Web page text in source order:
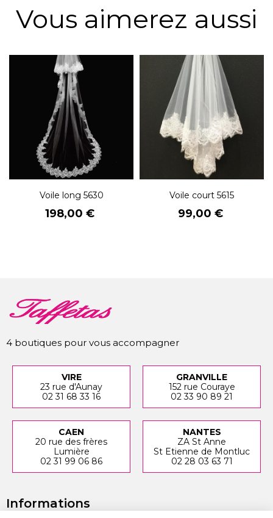
Vous aimerez aussi
Voile long 5630
Prix
198,00 €
Voile court 5615
Prix
99,00 €
4 boutiques pour vous accompagner
VIRE
23 rue d'Aunay
02 31 68 33 16
GRANVILLE
152 rue Couraye
02 33 90 89 21
CAEN
20 rue des frères
Lumière
02 31 99 06 86
NANTES
ZA St Anne
St Etienne de Montluc
02 28 03 63 71
Informations